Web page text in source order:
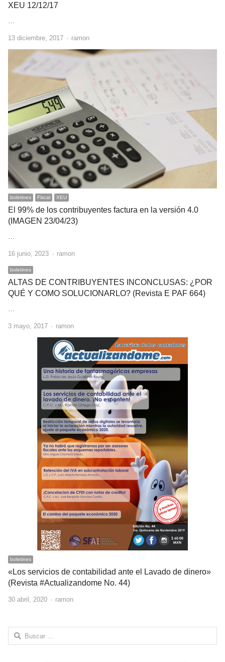
XEU 12/12/17
13 diciembre, 2017 Author
ramon
boletines Fiscal XEU
El 99% de los contribuyentes factura en la versión 4.0
(IMAGEN 23/04/23)
…
16 junio, 2023 Author
ramon
boletines
ALTAS DE CONTRIBUYENTES INCONCLUSAS: ¿POR
QUÉ Y COMO SOLUCIONARLO? (Revista E PAF 664)
…
3 mayo, 2017 Author
ramon
boletines
«Los servicios de contabilidad ante el Lavado de dinero»
(Revista #Actualizandome No. 44)
30 abril, 2020 Author
ramon
Buscar: